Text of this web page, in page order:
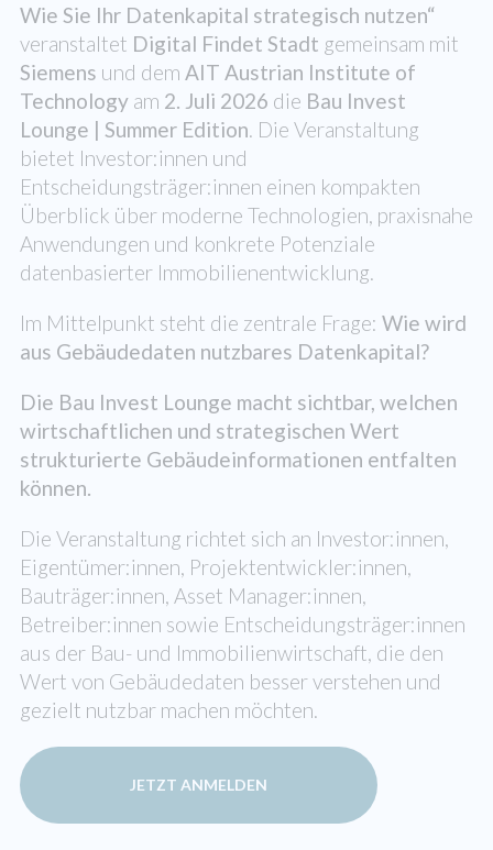
Wie Sie Ihr Datenkapital strategisch nutzen“
veranstaltet Digital Findet Stadt gemeinsam mit
Siemens und dem AIT Austrian Institute of
Technology am 2. Juli 2026 die Bau Invest
Lounge | Summer Edition. Die Veranstaltung
bietet Investor:innen und
Entscheidungsträger:innen einen kompakten
Überblick über moderne Technologien, praxisnahe
Anwendungen und konkrete Potenziale
datenbasierter Immobilienentwicklung.
Im Mittelpunkt steht die zentrale Frage: Wie wird
aus Gebäudedaten nutzbares Datenkapital?
Die Bau Invest Lounge macht sichtbar, welchen
wirtschaftlichen und strategischen Wert
strukturierte Gebäudeinformationen entfalten
können.
Die Veranstaltung richtet sich an Investor:innen,
Eigentümer:innen, Projektentwickler:innen,
Bauträger:innen, Asset Manager:innen,
Betreiber:innen sowie Entscheidungsträger:innen
aus der Bau- und Immobilienwirtschaft, die den
Wert von Gebäudedaten besser verstehen und
gezielt nutzbar machen möchten.
JETZT ANMELDEN